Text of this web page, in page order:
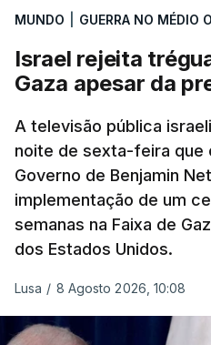
MUNDO GUERRA NO MÉDIO
Israel rejeita
Gaza apesar da
A televisão pública
noite de sexta-feira que
Governo de Benjamin
implementação de um
semanas na Faixa de
dos Estados Unidos.
Lusa / 8 Agosto 2026, 10:08